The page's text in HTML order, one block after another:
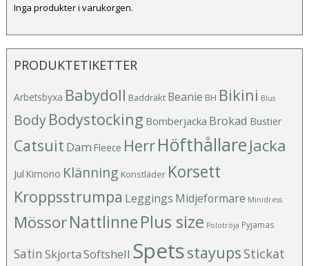
Inga produkter i varukorgen.
PRODUKTETIKETTER
Arbetsbyxa Babydoll Baddräkt Beanie BH Bikini Blus
BodyBodystocking Bomberjacka Brokad Bustier
Catsuit Dam Fleece HerrHöfthållare Jacka
Jul Kimono Klänning Konstläder Korsett
Kroppsstrumpa Leggings Midjeformare Minidress
MössorNattlinnePlus size Polotröja Pyjamas
Satin SkjortaSoftshell Spetsstayups Stickat